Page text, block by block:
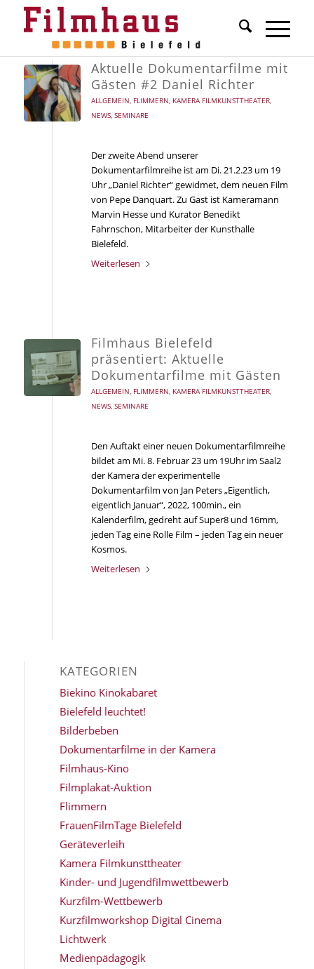
Aktuelle Dokumentarfilme mit
Gästen #2 Daniel Richter
ALLGEMEIN, FLIMMERN, KAMERA FILMKUNSTTHEATER,
NEWS, SEMINARE
Der zweite Abend unserer
Dokumentarfilmreihe ist am Di. 21.2.23 um 19
Uhr „Daniel Richter“ gewidmet, dem neuen Film
von Pepe Danquart. Zu Gast ist Kameramann
Marvin Hesse und Kurator Benedikt
Fahrnschon, Mitarbeiter der Kunsthalle
Bielefeld.
Weiterlesen
Filmhaus Bielefeld
präsentiert: Aktuelle
Dokumentarfilme mit Gästen
ALLGEMEIN, FLIMMERN, KAMERA FILMKUNSTTHEATER,
NEWS, SEMINARE
Den Auftakt einer neuen Dokumentarfilmreihe
bildet am Mi. 8. Februar 23 um 19Uhr im Saal2
der Kamera der experimentelle
Dokumentarfilm von Jan Peters „Eigentlich,
eigentlich Januar“, 2022, 100min., ein
Kalenderfilm, gedreht auf Super8 und 16mm,
jeden Tag eine Rolle Film – jeden Tag ein neuer
Kosmos.
Weiterlesen
KATEGORIEN
Biekino Kinokabaret
Bielefeld leuchtet!
Bilderbeben
Dokumentarfilme in der Kamera
Filmhaus-Kino
Filmplakat-Auktion
Flimmern
FrauenFilmTage Bielefeld
Geräteverleih
Kamera Filmkunsttheater
Kinder- und Jugendfilmwettbewerb
Kurzfilm-Wettbewerb
Kurzfilmworkshop Digital Cinema
Lichtwerk
Medienpädagogik